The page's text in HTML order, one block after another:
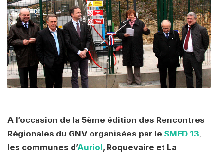
A l’occasion de la 5ème édition des Rencontres
Régionales du GNV organisées par le SMED 13,
les communes d’Auriol, Roquevaire et La